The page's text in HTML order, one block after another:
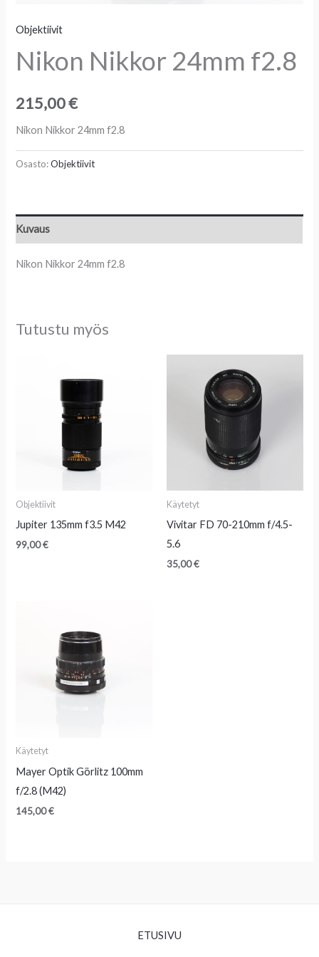
Objektiivit
Nikon Nikkor 24mm f2.8
215,00€
Nikon Nikkor 24mm f2.8
Osasto:Objektiivit
Kuvaus
Nikon Nikkor 24mm f2.8
Tutustu myös
Objektiivit
Jupiter 135mm f3.5 M42
99,00€
Käytetyt
Vivitar FD 70-210mm f/4.5-
5.6
35,00€
Käytetyt
Mayer Optik Görlitz 100mm
f/2.8 (M42)
145,00€
ETUSIVU